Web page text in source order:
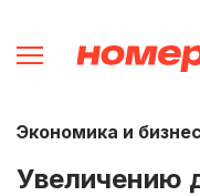
Экономика и бизнес
Увеличению